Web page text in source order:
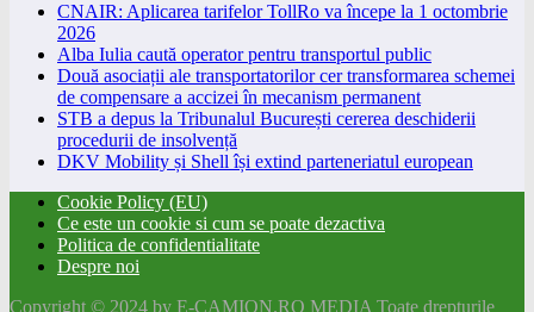
CNAIR: Aplicarea tarifelor TollRo va începe la 1 octombrie
2026
Alba Iulia caută operator pentru transportul public
Două asociații ale transportatorilor cer transformarea schemei
de compensare a accizei în mecanism permanent
STB a depus la Tribunalul București cererea deschiderii
procedurii de insolvență
DKV Mobility și Shell își extind parteneriatul european
Cookie Policy (EU)
Ce este un cookie si cum se poate dezactiva
Politica de confidentialitate
Despre noi
Copyright © 2024 by E-CAMION.RO MEDIA Toate drepturile